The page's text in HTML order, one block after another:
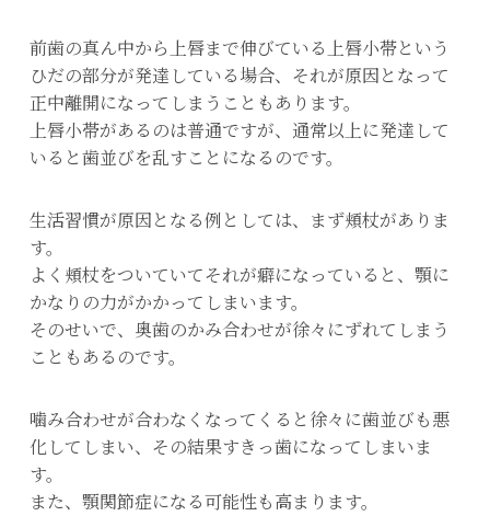
前歯の真ん中から上唇まで伸びている上唇小帯という
ひだの部分が発達している場合、それが原因となって
正中離開になってしまうこともあります。
上唇小帯があるのは普通ですが、通常以上に発達して
いると歯並びを乱すことになるのです。
生活習慣が原因となる例としては、まず頬杖がありま
す。
よく頬杖をついていてそれが癖になっていると、顎に
かなりの力がかかってしまいます。
そのせいで、奥歯のかみ合わせが徐々にずれてしまう
こともあるのです。
噛み合わせが合わなくなってくると徐々に歯並びも悪
化してしまい、その結果すきっ歯になってしまいま
す。
また、顎関節症になる可能性も高まります。